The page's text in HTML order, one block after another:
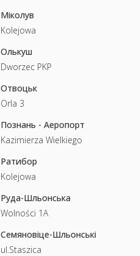
Міколув
Kolejowa
Олькуш
Dworzec PKP
Отвоцьк
Orla 3
Познань - Аеропорт
Kazimierza Wielkiego
Ратибор
Kolejowa
Руда-Шльонська
Wolności 1A
Семяновіце-Шльонські
ul.Staszica